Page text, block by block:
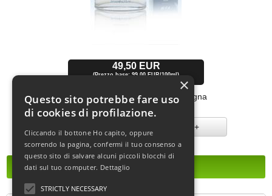
49,50 EUR
(Prezzo base: 99,00 EUR/100ml)
Tempo di consegna:
consegna
immediata
+
Questo sito potrebbe fare uso
di cookies di profilazione.
Cliccando il bottone Ho capito, oppure
scorrendo la pagina, confermi il tuo consenso a
questo sito di salvare alcuni piccoli blocchi di
dati sul tuo computer. Dettaglio
STRICTLY NECESSARY
×